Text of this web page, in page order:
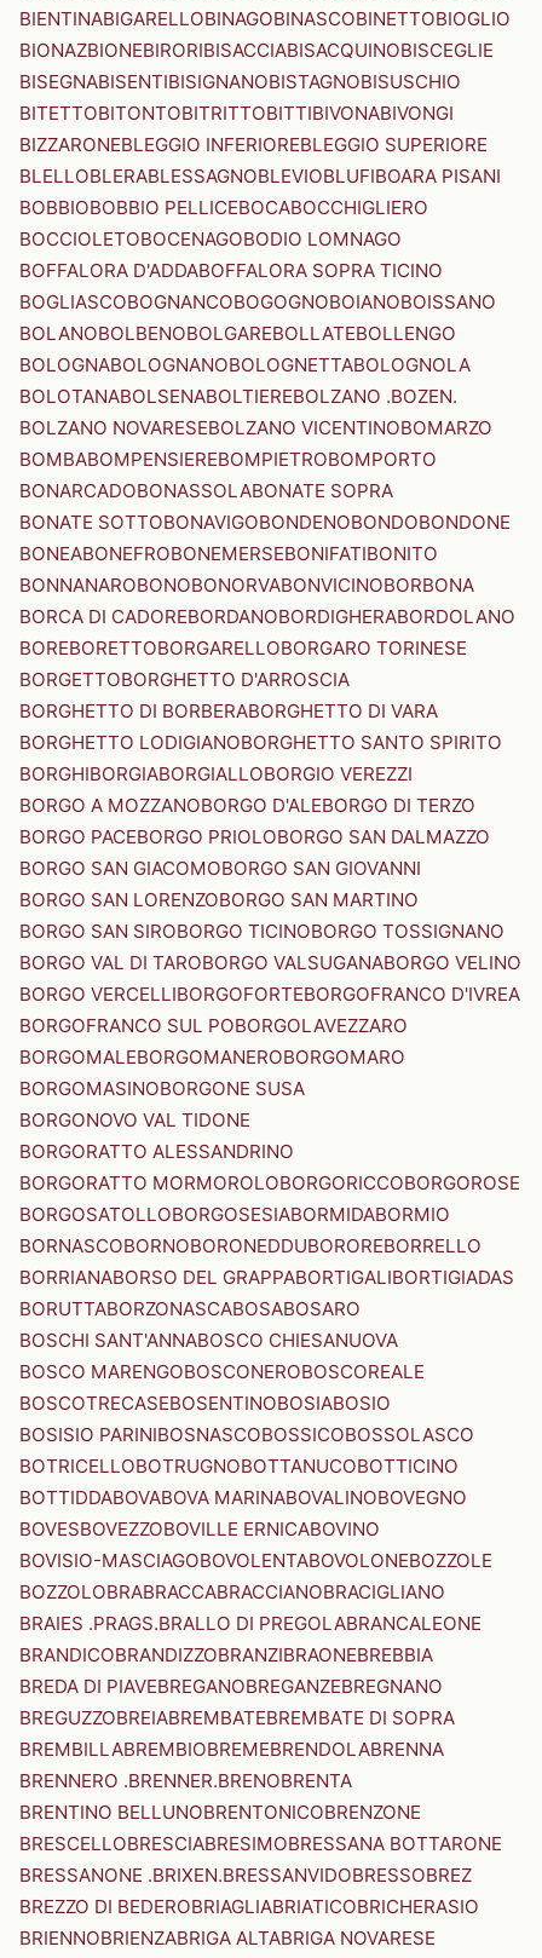
BIENTINABIGARELLOBINAGOBINASCOBINETTOBIOGLIO
BIONAZBIONEBIRORIBISACCIABISACQUINOBISCEGLIE
BISEGNABISENTIBISIGNANOBISTAGNOBISUSCHIO
BITETTOBITONTOBITRITTOBITTIBIVONABIVONGI
BIZZARONEBLEGGIO INFERIOREBLEGGIO SUPERIORE
BLELLOBLERABLESSAGNOBLEVIOBLUFIBOARA PISANI
BOBBIOBOBBIO PELLICEBOCABOCCHIGLIERO
BOCCIOLETOBOCENAGOBODIO LOMNAGO
BOFFALORA D'ADDABOFFALORA SOPRA TICINO
BOGLIASCOBOGNANCOBOGOGNOBOIANOBOISSANO
BOLANOBOLBENOBOLGAREBOLLATEBOLLENGO
BOLOGNABOLOGNANOBOLOGNETTABOLOGNOLA
BOLOTANABOLSENABOLTIEREBOLZANO .BOZEN.
BOLZANO NOVARESEBOLZANO VICENTINOBOMARZO
BOMBABOMPENSIEREBOMPIETROBOMPORTO
BONARCADOBONASSOLABONATE SOPRA
BONATE SOTTOBONAVIGOBONDENOBONDOBONDONE
BONEABONEFROBONEMERSEBONIFATIBONITO
BONNANAROBONOBONORVABONVICINOBORBONA
BORCA DI CADOREBORDANOBORDIGHERABORDOLANO
BOREBORETTOBORGARELLOBORGARO TORINESE
BORGETTOBORGHETTO D'ARROSCIA
BORGHETTO DI BORBERABORGHETTO DI VARA
BORGHETTO LODIGIANOBORGHETTO SANTO SPIRITO
BORGHIBORGIABORGIALLOBORGIO VEREZZI
BORGO A MOZZANOBORGO D'ALEBORGO DI TERZO
BORGO PACEBORGO PRIOLOBORGO SAN DALMAZZO
BORGO SAN GIACOMOBORGO SAN GIOVANNI
BORGO SAN LORENZOBORGO SAN MARTINO
BORGO SAN SIROBORGO TICINOBORGO TOSSIGNANO
BORGO VAL DI TAROBORGO VALSUGANABORGO VELINO
BORGO VERCELLIBORGOFORTEBORGOFRANCO D'IVREA
BORGOFRANCO SUL POBORGOLAVEZZARO
BORGOMALEBORGOMANEROBORGOMARO
BORGOMASINOBORGONE SUSA
BORGONOVO VAL TIDONE
BORGORATTO ALESSANDRINO
BORGORATTO MORMOROLOBORGORICCOBORGOROSE
BORGOSATOLLOBORGOSESIABORMIDABORMIO
BORNASCOBORNOBORONEDDUBOROREBORRELLO
BORRIANABORSO DEL GRAPPABORTIGALIBORTIGIADAS
BORUTTABORZONASCABOSABOSARO
BOSCHI SANT'ANNABOSCO CHIESANUOVA
BOSCO MARENGOBOSCONEROBOSCOREALE
BOSCOTRECASEBOSENTINOBOSIABOSIO
BOSISIO PARINIBOSNASCOBOSSICOBOSSOLASCO
BOTRICELLOBOTRUGNOBOTTANUCOBOTTICINO
BOTTIDDABOVABOVA MARINABOVALINOBOVEGNO
BOVESBOVEZZOBOVILLE ERNICABOVINO
BOVISIO-MASCIAGOBOVOLENTABOVOLONEBOZZOLE
BOZZOLOBRABRACCABRACCIANOBRACIGLIANO
BRAIES .PRAGS.BRALLO DI PREGOLABRANCALEONE
BRANDICOBRANDIZZOBRANZIBRAONEBREBBIA
BREDA DI PIAVEBREGANOBREGANZEBREGNANO
BREGUZZOBREIABREMBATEBREMBATE DI SOPRA
BREMBILLABREMBIOBREMEBRENDOLABRENNA
BRENNERO .BRENNER.BRENOBRENTA
BRENTINO BELLUNOBRENTONICOBRENZONE
BRESCELLOBRESCIABRESIMOBRESSANA BOTTARONE
BRESSANONE .BRIXEN.BRESSANVIDOBRESSOBREZ
BREZZO DI BEDEROBRIAGLIABRIATICOBRICHERASIO
BRIENNOBRIENZABRIGA ALTABRIGA NOVARESE